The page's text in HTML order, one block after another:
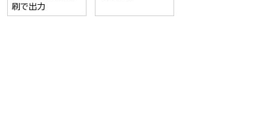
刷で出力